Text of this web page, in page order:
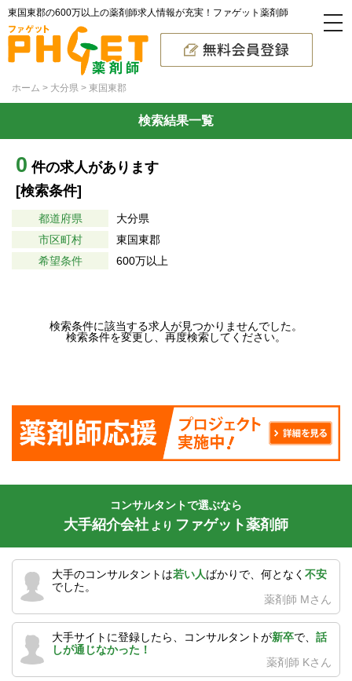
東国東郡の600万以上の薬剤師求人情報が充実！ファゲット薬剤師
ホーム 大分県 東国東郡
検索結果一覧
0 件の求人があります
[検索条件]
都道府県
大分県
市区町村
東国東郡
希望条件
600万以上
検索条件に該当する求人が見つかりませんでした。
検索条件を変更し、再度検索してください。
コンサルタントで選ぶなら
大手紹介会社 より ファゲット薬剤師
大手のコンサルタントは若い人ばかりで、何となく 不安
でした。
薬剤師 Mさん
大手サイトに登録したら、コンサルタントが新卒で、 話
しが通じなかった！
薬剤師 Kさん